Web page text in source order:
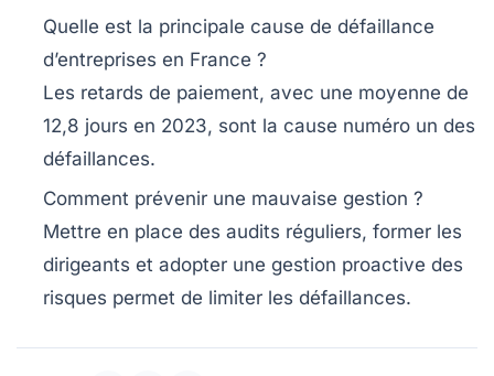
Quelle est la principale cause de défaillance
d’entreprises en France ?
Les retards de paiement, avec une moyenne de
12,8 jours en 2023, sont la cause numéro un des
défaillances.
Comment prévenir une mauvaise gestion ?
Mettre en place des audits réguliers, former les
dirigeants et adopter une gestion proactive des
risques permet de limiter les défaillances.